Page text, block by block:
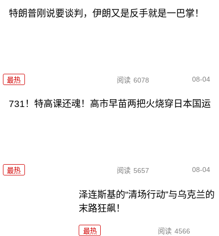
特朗普刚说要谈判，伊朗又是反手就是一巴掌！
最热 阅读 6078 08-04
731！特高课还魂！高市早苗两把火烧穿日本国运
最热 阅读 5657 08-04
泽连斯基的“清场行动”与乌克兰的
末路狂飙！
最热 阅读 4566